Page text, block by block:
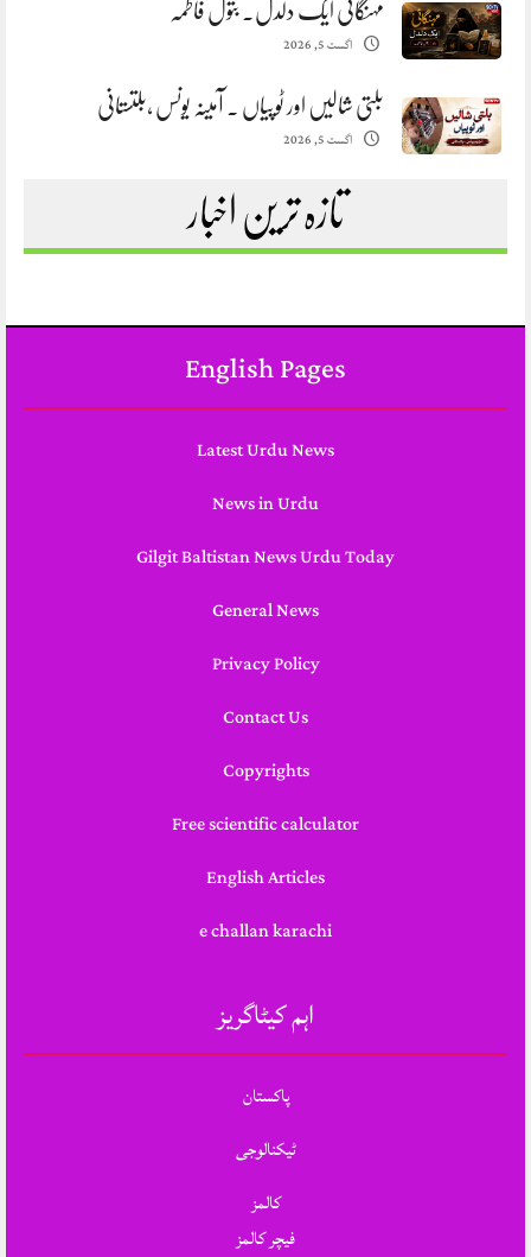
مہنگائی ایک دلدل. بتول فاطمہ
اگست 5, 2026
بلتی شالیں اور ٹوپیاں . آمینہ یونس ،بلتستانی
اگست 5, 2026
تازہ ترین اخبار
English Pages
Latest Urdu News
News in Urdu
Gilgit Baltistan News Urdu Today
General News
Privacy Policy
Contact Us
Copyrights
Free scientific calculator
English Articles
e challan karachi
اہم کیٹاگریز
پاکستان
ٹیکنالوجی
کالمز
فیچر کالمز